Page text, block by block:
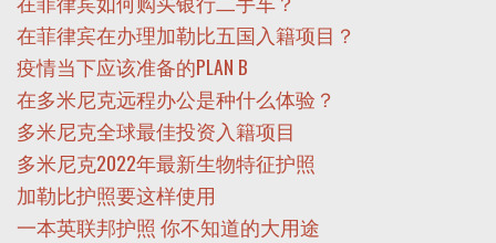
在菲律宾在办理加勒比五国入籍项目？
疫情当下应该准备的PLAN B
在多米尼克远程办公是种什么体验？
多米尼克全球最佳投资入籍项目
多米尼克2022年最新生物特征护照
加勒比护照要这样使用
一本英联邦护照 你不知道的大用途